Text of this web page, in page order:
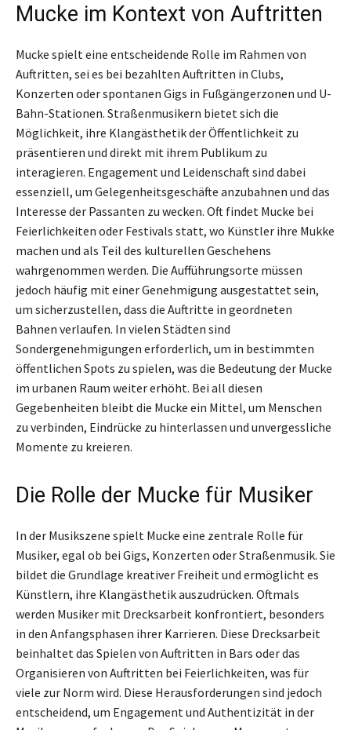
Mucke im Kontext von Auftritten
Mucke spielt eine entscheidende Rolle im Rahmen von
Auftritten, sei es bei bezahlten Auftritten in Clubs,
Konzerten oder spontanen Gigs in Fußgängerzonen und U-
Bahn-Stationen. Straßenmusikern bietet sich die
Möglichkeit, ihre Klangästhetik der Öffentlichkeit zu
präsentieren und direkt mit ihrem Publikum zu
interagieren. Engagement und Leidenschaft sind dabei
essenziell, um Gelegenheitsgeschäfte anzubahnen und das
Interesse der Passanten zu wecken. Oft findet Mucke bei
Feierlichkeiten oder Festivals statt, wo Künstler ihre Mukke
machen und als Teil des kulturellen Geschehens
wahrgenommen werden. Die Aufführungsorte müssen
jedoch häufig mit einer Genehmigung ausgestattet sein,
um sicherzustellen, dass die Auftritte in geordneten
Bahnen verlaufen. In vielen Städten sind
Sondergenehmigungen erforderlich, um in bestimmten
öffentlichen Spots zu spielen, was die Bedeutung der Mucke
im urbanen Raum weiter erhöht. Bei all diesen
Gegebenheiten bleibt die Mucke ein Mittel, um Menschen
zu verbinden, Eindrücke zu hinterlassen und unvergessliche
Momente zu kreieren.
Die Rolle der Mucke für Musiker
In der Musikszene spielt Mucke eine zentrale Rolle für
Musiker, egal ob bei Gigs, Konzerten oder Straßenmusik. Sie
bildet die Grundlage kreativer Freiheit und ermöglicht es
Künstlern, ihre Klangästhetik auszudrücken. Oftmals
werden Musiker mit Drecksarbeit konfrontiert, besonders
in den Anfangsphasen ihrer Karrieren. Diese Drecksarbeit
beinhaltet das Spielen von Auftritten in Bars oder das
Organisieren von Auftritten bei Feierlichkeiten, was für
viele zur Norm wird. Diese Herausforderungen sind jedoch
entscheidend, um Engagement und Authentizität in der